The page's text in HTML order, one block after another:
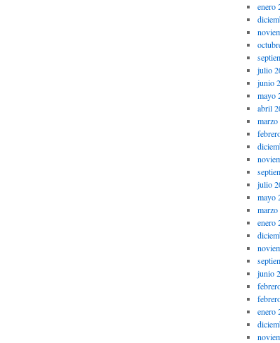
enero
julio
junio
mayo
abril
julio
mayo
enero
junio
enero